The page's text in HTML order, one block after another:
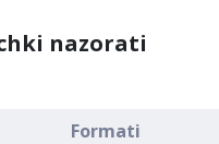
nazorati
Formati